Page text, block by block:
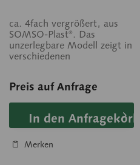
ca. 4fach vergrößert, aus
SOMSO-Plast®. Das
unzerlegbare Modell zeigt in
verschiedenen
Preis auf Anfrage
In den Anfragekorb
Merken